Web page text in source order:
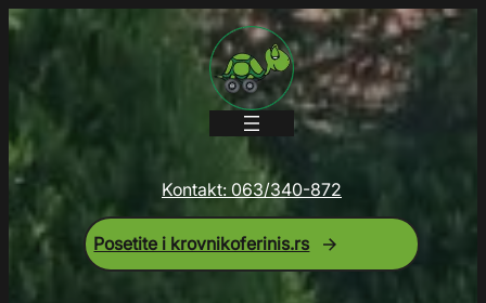
Kontakt: 063/340-872
Posetite i krovnikoferinis.rs